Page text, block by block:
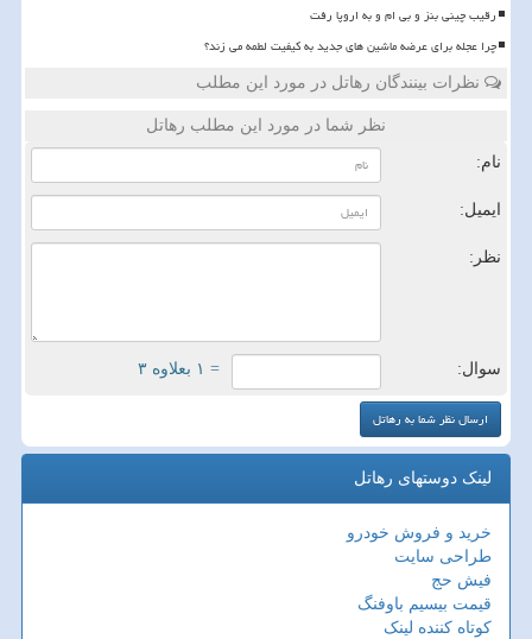
رقیب چینی بنز و بی ام و به اروپا رفت
چرا عجله برای عرضه ماشین های جدید به کیفیت لطمه می زند؟
نظرات بینندگان رهاتل در مورد این مطلب
نظر شما در مورد این مطلب رهاتل
نام:
ایمیل:
نظر:
سوال: = ۱ بعلاوه ۳
لینک دوستهای رهاتل
خرید و فروش خودرو
طراحی سایت
فیش حج
قیمت بیسیم باوفنگ
کوتاه کننده لینک